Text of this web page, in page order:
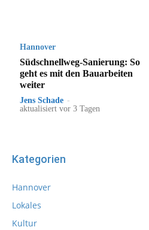
Hannover
Südschnellweg-Sanierung: So
geht es mit den Bauarbeiten
weiter
Jens Schade -
aktualisiert vor 3 Tagen
Kategorien
Hannover
Lokales
Kultur